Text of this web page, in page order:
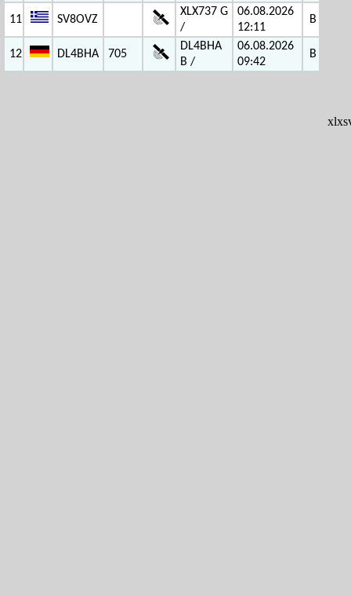
11 SV8OVZ
XLX737 G
/
06.08.2026
12:11
B
12 DL4BHA 705
DL4BHA
B /
06.08.2026
09:42
B